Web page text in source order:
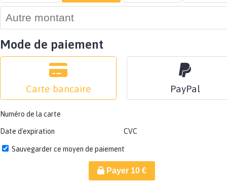
Mode de paiement
Carte bancaire PayPal
Numéro de la carte
Date d'expiration CVC
Sauvegarder ce moyen de paiement
Payer 10€